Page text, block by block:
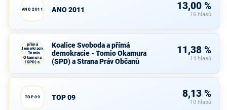
ANO 2011 ANO 2011 13,00 %
16 hlasů
přímá
demokracie
- Tomio
Okamura
(SPD) a
Strana Práv
Koalice Svoboda a přímá
demokracie - Tomio Okamura
(SPD) a Strana Práv Občanů
11,38 %
14 hlasů
TOP 09 TOP 09 8,13 %
10 hlasů